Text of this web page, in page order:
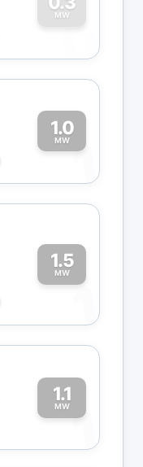
MW
0
1.0
MW1
1.5
MW
1
1.1
MW1